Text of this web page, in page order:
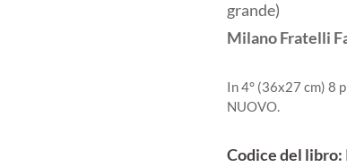
grande)
MilanoFratelli
In 4° (36x27 cm) 8
NUOVO.
Codice del libro: